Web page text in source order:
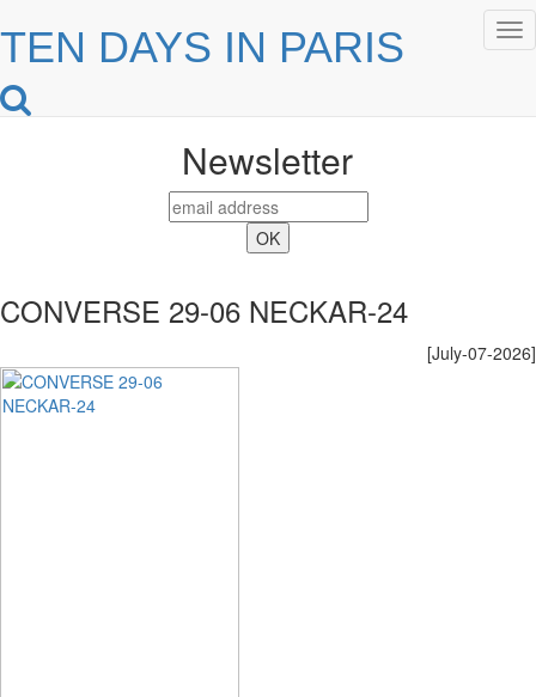
TEN DAYS IN PARIS
Newsletter
CONVERSE 29-06 NECKAR-24
[July-07-2026]